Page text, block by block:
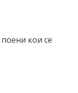
кои се